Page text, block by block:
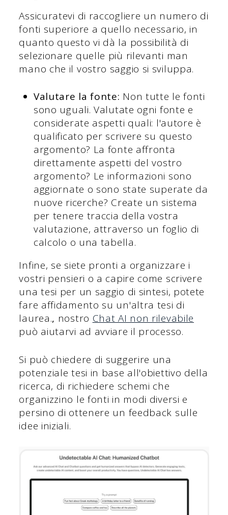
Assicuratevi di raccogliere un numero di
fonti superiore a quello necessario, in
quanto questo vi dà la possibilità di
selezionare quelle più rilevanti man
mano che il vostro saggio si sviluppa.
Valutare la fonte: Non tutte le fonti
sono uguali. Valutate ogni fonte e
considerate aspetti quali: l'autore è
qualificato per scrivere su questo
argomento? La fonte affronta
direttamente aspetti del vostro
argomento? Le informazioni sono
aggiornate o sono state superate da
nuove ricerche? Create un sistema
per tenere traccia della vostra
valutazione, attraverso un foglio di
calcolo o una tabella.
Infine, se siete pronti a organizzare i
vostri pensieri o a capire come scrivere
una tesi per un saggio di sintesi, potete
fare affidamento su un'altra tesi di
laurea., nostro Chat AI non rilevabile
può aiutarvi ad avviare il processo.
Si può chiedere di suggerire una
potenziale tesi in base all'obiettivo della
ricerca, di richiedere schemi che
organizzino le fonti in modi diversi e
persino di ottenere un feedback sulle
idee iniziali.